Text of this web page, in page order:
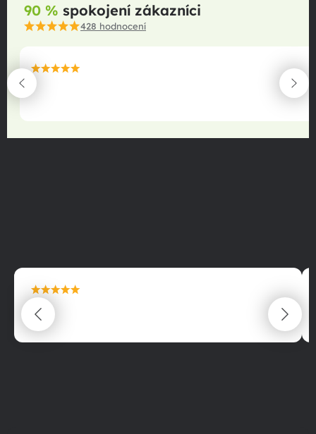
90 % spokojení zákazníci
428 hodnocení
maximální spokojenost
22.06.2025
maximální spokojenost
22.06.2025